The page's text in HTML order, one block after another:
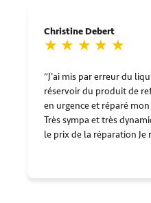
Christine Debert
J'ai mis par erreur du
réservoir du produit de
en urgence et réparé
Très sympa et très
le prix de la réparation